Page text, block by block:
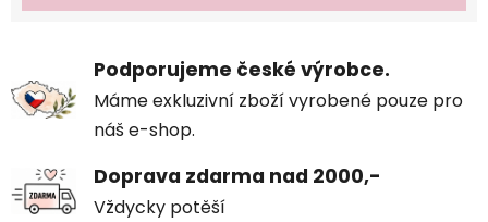
Podporujeme české výrobce.
Máme exkluzivní zboží vyrobené pouze pro
náš e-shop.
Doprava zdarma nad 2000,-
Vždycky potěší